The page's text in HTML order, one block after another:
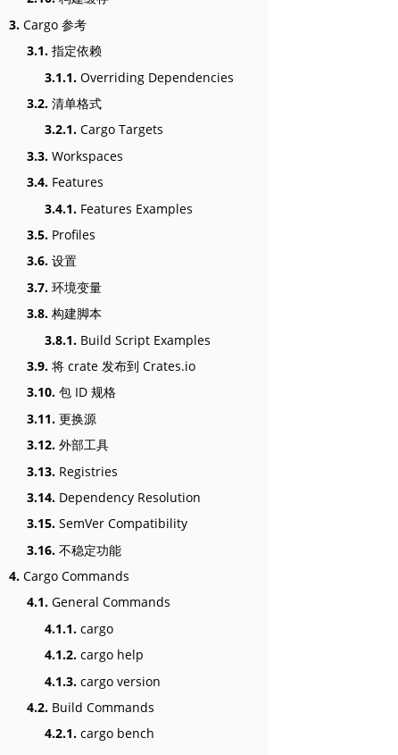
3. Cargo 参考
3.1. 指定依赖
3.1.1. Overriding Dependencies
3.2. 清单格式
3.2.1. Cargo Targets
3.3. Workspaces
3.4. Features
3.4.1. Features Examples
3.5. Profiles
3.6. 设置
3.7. 环境变量
3.8. 构建脚本
3.8.1. Build Script Examples
3.9. 将 crate 发布到 Crates.io
3.10. 包 ID 规格
3.11. 更换源
3.12. 外部工具
3.13. Registries
3.14. Dependency Resolution
3.15. SemVer Compatibility
3.16. 不稳定功能
4. Cargo Commands
4.1. General Commands
4.1.1. cargo
4.1.2. cargo help
4.1.3. cargo version
4.2. Build Commands
4.2.1. cargo bench